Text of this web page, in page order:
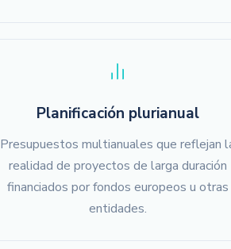
Planificación plurianual
Presupuestos multianuales que reflejan
realidad de proyectos de larga duración
financiados por fondos europeos u otras
entidades.